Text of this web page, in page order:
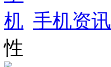
手机资讯
性